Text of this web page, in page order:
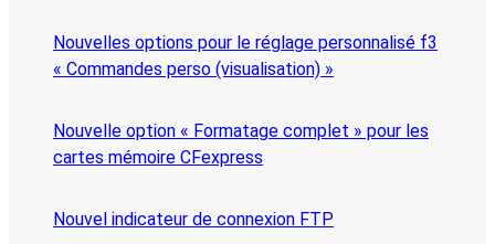
Nouvelles options pour le réglage personnalisé f3
« Commandes perso (visualisation) »
Nouvelle option « Formatage complet » pour les
cartes mémoire CFexpress
Nouvel indicateur de connexion FTP